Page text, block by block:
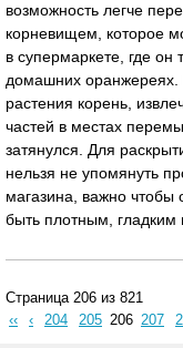
возможность легче
корневищем, которое
в супермаркете, где он
домашних оранжереях.
растения корень,
частей в местах
затянулся. Для
нельзя не упомянуть
магазина, важно
быть плотным, гладким
Страница 206 из 821
‹‹
‹ 204 205 206 207